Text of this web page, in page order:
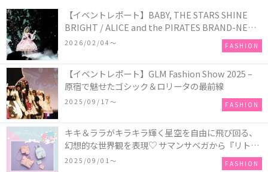
【イベントレポート】BABY, THE STARS SHINE
BRIGHT / ALICE and the PIRATES BRAND-NEW
COLLECTION in TOKYO
2026/02/04〜 FASHION
【イベントレポート】GLM Fashion Show 2025 –
原宿で魅せたゴシック＆ロリータの最前線
2025/09/17〜 FASHION
キキ＆ララがキラキラ輝く星空を自由に飛び回る、
幻想的な世界観を表現♡ サマンサベガから『リトル
ツインスターズ』50周年アニバーサリーイヤー』を
2025/09/01〜 FASHION